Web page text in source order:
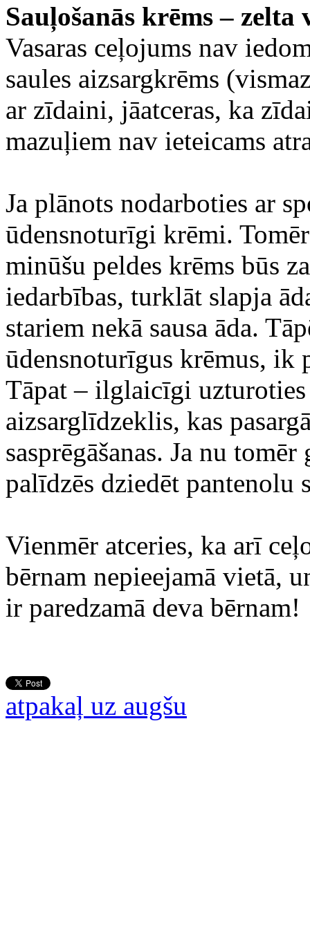
Sauļošanās krēms – zelta
Vasaras ceļojums nav
saules aizsargkrēms
ar zīdaini, jāatceras, ka
mazuļiem nav ieteicams
Ja plānots nodarboties ar
ūdensnoturīgi krēmi.
minūšu peldes krēms būs
iedarbības, turklāt slapja
stariem nekā sausa āda.
ūdensnoturīgus krēmus, ik
Tāpat – ilglaicīgi
aizsarglīdzeklis, kas
sasprēgāšanas. Ja nu
palīdzēs dziedēt pantenolu
Vienmēr atceries, ka arī
bērnam nepieejamā vietā,
ir paredzamā deva bērnam!
atpakaļ uz augšu